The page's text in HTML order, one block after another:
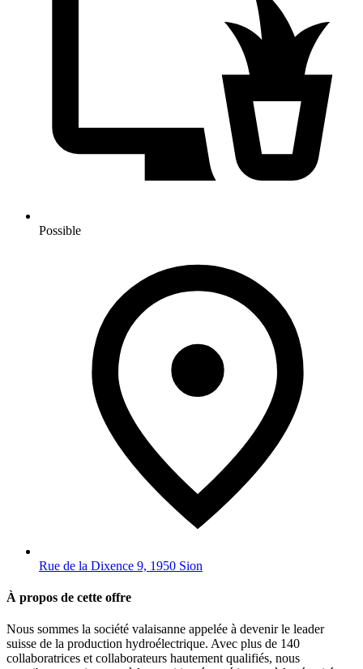
Possible
Rue de la Dixence 9, 1950 Sion
À propos de cette offre
Nous sommes la société valaisanne appelée à devenir le leader
suisse de la production hydroélectrique. Avec plus de 140
collaboratrices et collaborateurs hautement qualifiés, nous